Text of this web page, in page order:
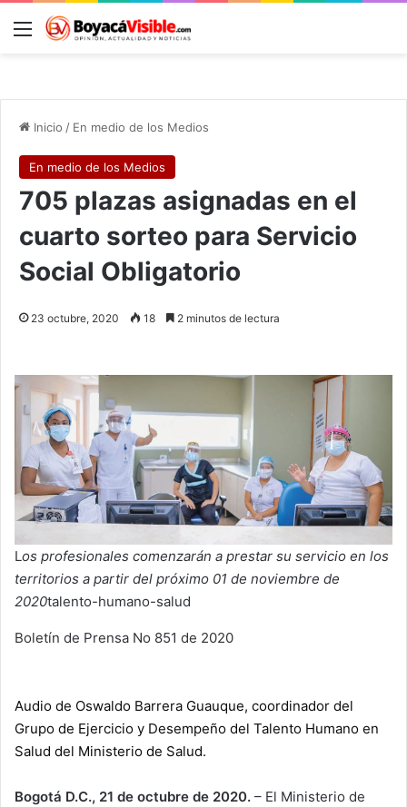
Menú
Inicio / En medio de los Medios
En medio de los Medios
705 plazas asignadas en el
cuarto sorteo para Servicio
Social Obligatorio
23 octubre, 2020 18 2 minutos de lectura
Los profesionales comenzarán a prestar su servicio en los
territorios a partir del próximo 01 de noviembre de
2020talento-humano-salud
Boletín de Prensa No 851 de 2020
Audio de Oswaldo Barrera Guauque, coordinador del
Grupo de Ejercicio y Desempeño del Talento Humano en
Salud del Ministerio de Salud.
Bogotá D.C., 21 de octubre de 2020. – El Ministerio de